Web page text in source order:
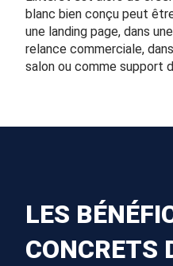
blanc bien conçu peut
une landing page, dans
relance commerciale,
salon ou comme support
LES
CONCRETS